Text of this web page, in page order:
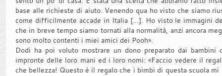
base alle richieste di aiuto. Venendo qua ho visto che siamo
come difficilmente accade in Italia [...]. Ho visto le immagini
che in breve tempo siamo tornati alla normalità, anzi ancora
sono molto contenti i miei amici dei Pooh».
Dodi ha poi voluto mostrare un dono preparato dai bambini
impronte delle loro mani ed i loro nomi: «Faccio vedere il
che bellezza! Questo è il regalo che i bimbi di questa scuola